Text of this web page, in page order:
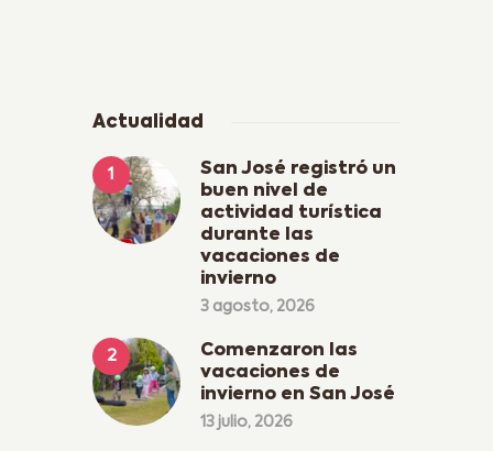
Actualidad
San José registró un
buen nivel de
actividad turística
durante las
vacaciones de
invierno
3 agosto, 2026
Comenzaron las
vacaciones de
invierno en San José
13 julio, 2026